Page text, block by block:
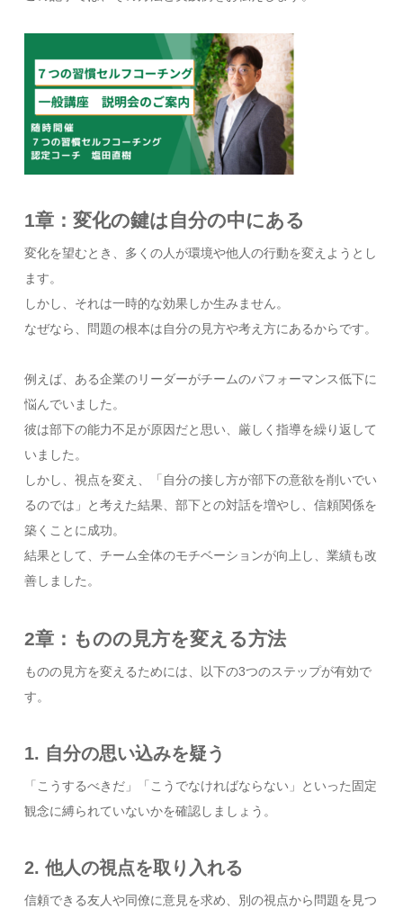
1章：変化の鍵は自分の中にある
変化を望むとき、多くの人が環境や他人の行動を変えようとし
ます。
しかし、それは一時的な効果しか生みません。
なぜなら、問題の根本は自分の見方や考え方にあるからです。
例えば、ある企業のリーダーがチームのパフォーマンス低下に
悩んでいました。
彼は部下の能力不足が原因だと思い、厳しく指導を繰り返して
いました。
しかし、視点を変え、「自分の接し方が部下の意欲を削いでい
るのでは」と考えた結果、部下との対話を増やし、信頼関係を
築くことに成功。
結果として、チーム全体のモチベーションが向上し、業績も改
善しました。
2章：ものの見方を変える方法
ものの見方を変えるためには、以下の3つのステップが有効で
す。
1. 自分の思い込みを疑う
「こうするべきだ」「こうでなければならない」といった固定
観念に縛られていないかを確認しましょう。
2. 他人の視点を取り入れる
信頼できる友人や同僚に意見を求め、別の視点から問題を見つ